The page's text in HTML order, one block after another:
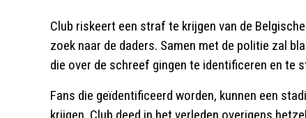
Club riskeert een straf te krijgen van de
zoek naar de daders. Samen met de politie zal
die over de schreef gingen te identificeren en te
Fans die geïdentificeerd worden, kunnen een
krijgen. Club deed in het verleden overigens